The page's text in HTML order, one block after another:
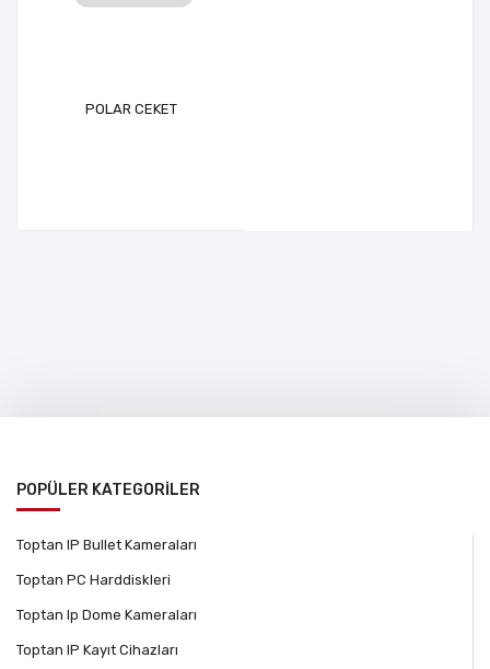
POLAR CEKET
POPÜLER KATEGORİLER
Toptan IP Bullet Kameraları
Toptan PC Harddiskleri
Toptan Ip Dome Kameraları
Toptan IP Kayıt Cihazları